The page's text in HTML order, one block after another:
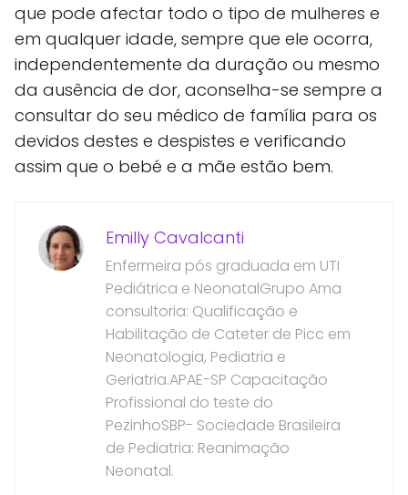
que pode afectar todo o tipo de mulheres e
em qualquer idade, sempre que ele ocorra,
independentemente da duração ou mesmo
da ausência de dor, aconselha-se sempre a
consultar do seu médico de família para os
devidos destes e despistes e verificando
assim que o bebé e a mãe estão bem.
Emilly Cavalcanti
Enfermeira pós graduada em UTI
Pediátrica e NeonatalGrupo Ama
consultoria: Qualificação e
Habilitação de Cateter de Picc em
Neonatologia, Pediatria e
Geriatria.APAE-SP Capacitação
Profissional do teste do
PezinhoSBP- Sociedade Brasileira
de Pediatria: Reanimação
Neonatal.